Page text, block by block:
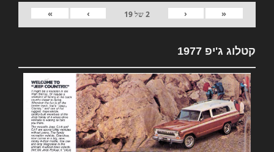
«
‹
2של19
›
»
קטלוג ג'יפ 1977